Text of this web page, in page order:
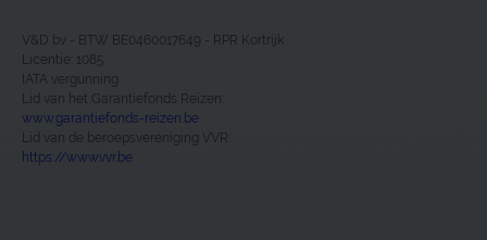
V&D bv - BTW BE0460017649 - RPR Kortrijk
Licentie: 1085
IATA vergunning
Lid van het Garantiefonds Reizen:
www.garantiefonds-reizen.be
Lid van de beroepsvereniging VVR:
https://www.vvr.be